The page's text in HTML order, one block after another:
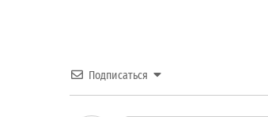
Подписаться